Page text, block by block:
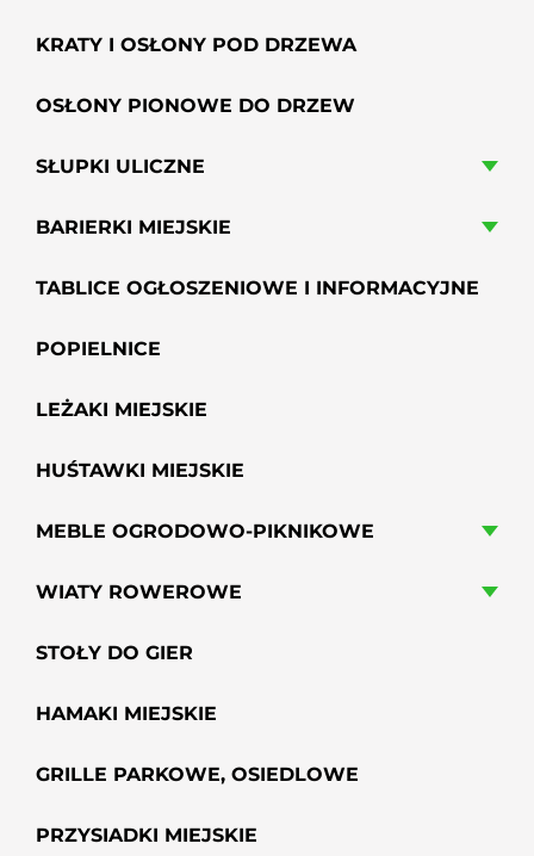
KRATY I OSŁONY POD DRZEWA
OSŁONY PIONOWE DO DRZEW
SŁUPKI ULICZNE
BARIERKI MIEJSKIE
TABLICE OGŁOSZENIOWE I INFORMACYJNE
POPIELNICE
LEŻAKI MIEJSKIE
HUŚTAWKI MIEJSKIE
MEBLE OGRODOWO-PIKNIKOWE
WIATY ROWEROWE
STOŁY DO GIER
HAMAKI MIEJSKIE
GRILLE PARKOWE, OSIEDLOWE
PRZYSIADKI MIEJSKIE